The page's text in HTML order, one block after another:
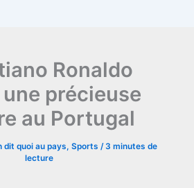
Ronaldo
précieuse
au Portugal
dit quoi au pays, Sports / 3 minutes de
lecture